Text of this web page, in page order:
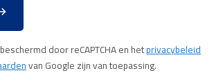
door reCAPTCHA en hetprivacybeleid
van Google zijn van toepassing.